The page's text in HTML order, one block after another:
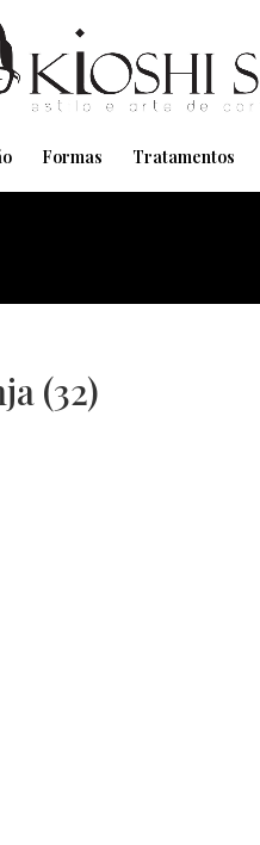
Formas Tratamentos
(32)
em transformar seu
Agende pelo